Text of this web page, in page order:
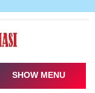
SHOW MENU